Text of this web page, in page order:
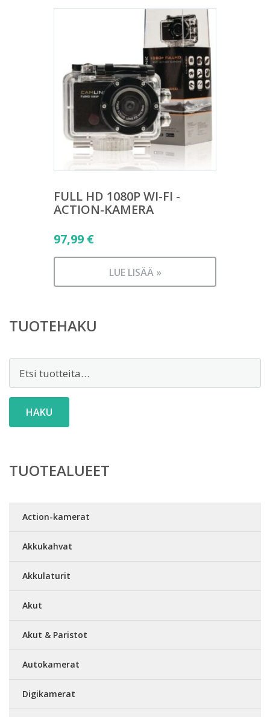
FULL HD 1080P WI-FI -
ACTION-KAMERA
97,99 €
LUE LISÄÄ »
TUOTEHAKU
HAKU
TUOTEALUEET
Action-kamerat
Akkukahvat
Akkulaturit
Akut
Akut & Paristot
Autokamerat
Digikamerat